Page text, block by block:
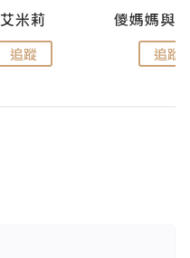
艾米莉
追蹤 追蹤